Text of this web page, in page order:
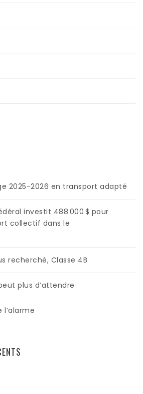
2025-2026 en transport adapté
investit 488 000 $ pour
collectif dans le
recherché, Classe 4B
plus d’attendre
l’alarme